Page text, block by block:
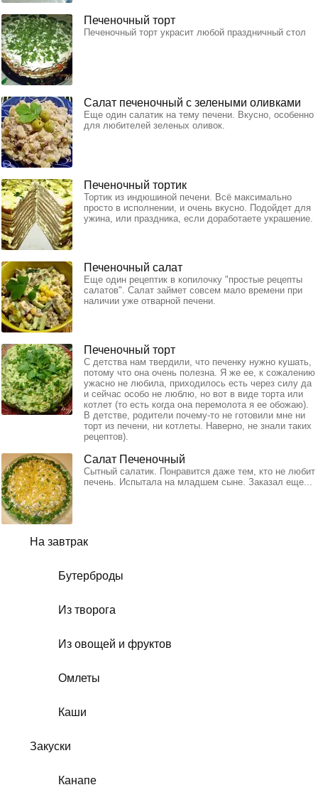
На завтрак
Бутерброды
Из творога
Из овощей и фруктов
Омлеты
Каши
Закуски
Канапе
Печеночный торт
Печеночный торт украсит любой праздничный стол
Салат печеночный с зелеными оливками
Еще один салатик на тему печени. Вкусно, особенно
для любителей зеленых оливок.
Печеночный тортик
Тортик из индюшиной печени. Всё максимально
просто в исполнении, и очень вкусно. Подойдет для
ужина, или праздника, если доработаете украшение.
Печеночный салат
Еще один рецептик в копилочку "простые рецепты
салатов". Салат займет совсем мало времени при
наличии уже отварной печени.
Печеночный торт
С детства нам твердили, что печенку нужно кушать,
потому что она очень полезна. Я же ее, к сожалению
ужасно не любила, приходилось есть через силу да
и сейчас особо не люблю, но вот в виде торта или
котлет (то есть когда она перемолота я ее обожаю).
В детстве, родители почему-то не готовили мне ни
торт из печени, ни котлеты. Наверно, не знали таких
рецептов).
Салат Печеночный
Сытный салатик. Понравится даже тем, кто не любит
печень. Испытала на младшем сыне. Заказал еще...